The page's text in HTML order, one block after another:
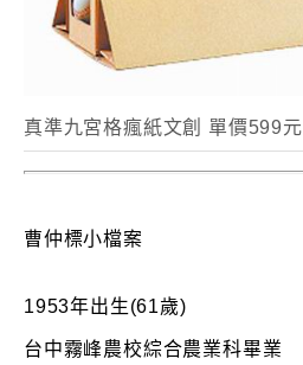
真準九宮格瘋紙文創 單價599元
曹仲標小檔案
1953年出生(61歲)
台中霧峰農校綜合農業科畢業